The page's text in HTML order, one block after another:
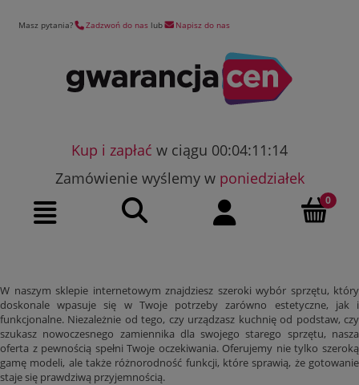
Masz pytania? Zadzwoń do nas lub Napisz do nas
Kup i zapłać w ciągu 00:04:11:13
Zamówienie wyślemy w poniedziałek
W naszym sklepie internetowym znajdziesz szeroki wybór sprzętu, który
doskonale wpasuje się w Twoje potrzeby zarówno estetyczne, jak i
funkcjonalne. Niezależnie od tego, czy urządzasz kuchnię od podstaw, czy
szukasz nowoczesnego zamiennika dla swojego starego sprzętu, nasza
oferta z pewnością spełni Twoje oczekiwania. Oferujemy nie tylko szeroką
gamę modeli, ale także różnorodność funkcji, które sprawią, że gotowanie
staje się prawdziwą przyjemnością.